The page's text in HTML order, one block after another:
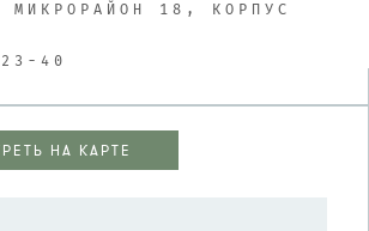
МИКРОРАЙОН 18, КОРПУС
40
НА КАРТЕ